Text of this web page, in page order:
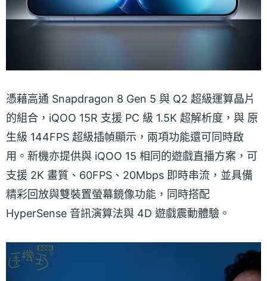
憑藉高通 Snapdragon 8 Gen 5 與 Q2 超級運算晶片
的組合，iQOO 15R 支援 PC 級 1.5K 超解析度，與 原
生級 144FPS 超級插幀顯示，兩項功能還可同時啟
用。新機亦提供與 iQOO 15 相同的遊戲直播方案，可
支援 2K 畫質、60FPS、20Mbps 即時串流，並具備
精彩回放與雙裝置螢幕鏡像功能，同時搭配
HyperSense 音訊演算法與 4D 遊戲震動體驗。